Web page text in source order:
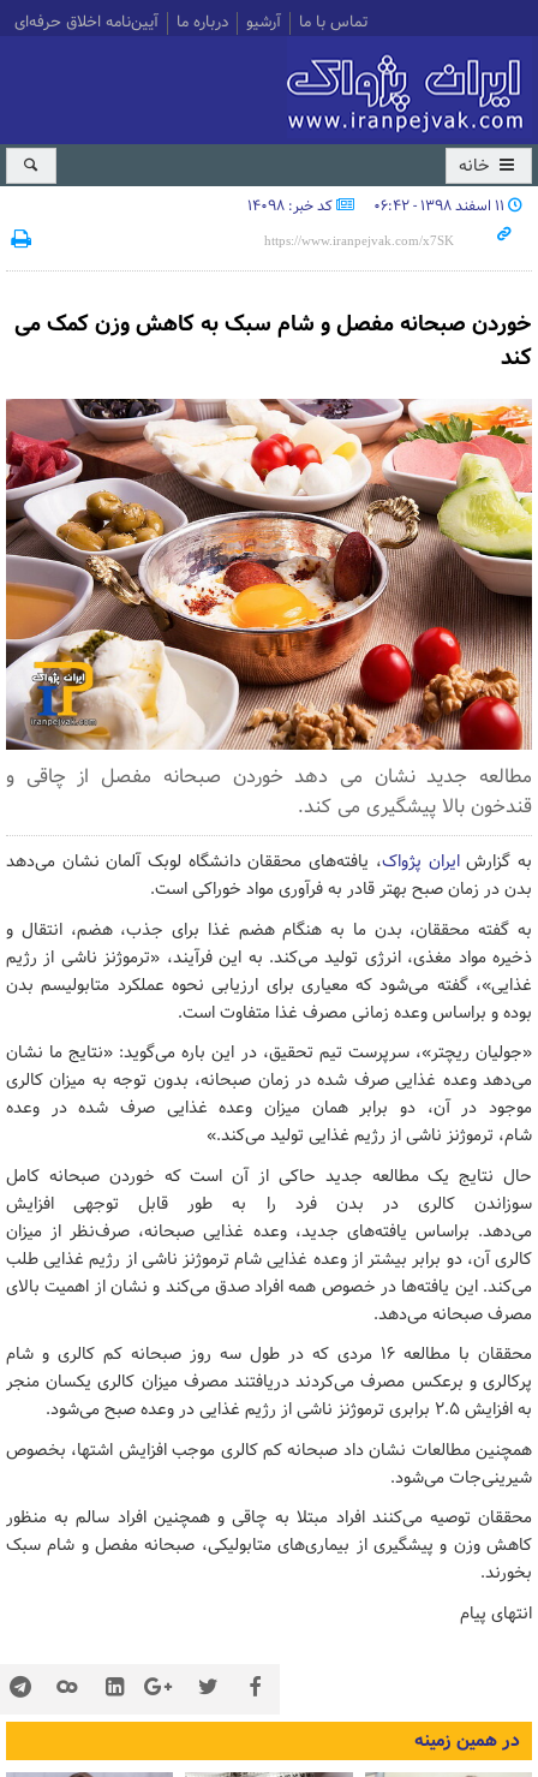
تماس با ما آرشیو درباره ما آیین‌نامه اخلاق حرفه‌ای
خانه
۱۱ اسفند ۱۳۹۸ - ۰۶:۴۲ کد خبر: 14098
خوردن صبحانه مفصل و شام سبک به کاهش وزن کمک می
کند
مطالعه جدید نشان می دهد خوردن صبحانه مفصل از چاقی و
قندخون بالا پیشگیری می کند.
به گزارشایران پژواک، یافته‌های محققان دانشگاه لوبک آلمان نشان می‌دهد
بدن در زمان صبح بهتر قادر به فرآوری مواد خوراکی است.
به گفته محققان، بدن ما به هنگام هضم غذا برای جذب، هضم، انتقال و
ذخیره مواد مغذی، انرژی تولید می‌کند. به این فرآیند، «ترموژنز ناشی از رژیم
غذایی»، گفته می‌شود که معیاری برای ارزیابی نحوه عملکرد متابولیسم بدن
بوده و براساس وعده زمانی مصرف غذا متفاوت است.
«جولیان ریچتر»، سرپرست تیم تحقیق، در این باره می‌گوید: «نتایج ما نشان
می‌دهد وعده غذایی صرف شده در زمان صبحانه، بدون توجه به میزان کالری
موجود در آن، دو برابر همان میزان وعده غذایی صرف شده در وعده
شام، ترموژنز ناشی از رژیم غذایی تولید می‌کند.»
حال نتایج یک مطالعه جدید حاکی از آن است که خوردن صبحانه کامل
سوزاندن کالری در بدن فرد را به طور قابل توجهی افزایش
می‌دهد. براساس یافته‌های جدید، وعده غذایی صبحانه، صرف‌نظر از میزان
کالری آن، دو برابر بیشتر از وعده غذایی شام ترموژنز ناشی از رژیم غذایی طلب
می‌کند. این یافته‌ها در خصوص همه افراد صدق می‌کند و نشان از اهمیت بالای
مصرف صبحانه می‌دهد.
محققان با مطالعه ۱۶ مردی که در طول سه روز صبحانه کم کالری و شام
پرکالری و برعکس مصرف می‌کردند دریافتند مصرف میزان کالری یکسان منجر
به افزایش ۲.۵ برابری ترموژنز ناشی از رژیم غذایی در وعده صبح می‌شود.
همچنین مطالعات نشان داد صبحانه کم کالری موجب افزایش اشتها، بخصوص
شیرینی‌جات می‌شود.
محققان توصیه می‌کنند افراد مبتلا به چاقی و همچنین افراد سالم به منظور
کاهش وزن و پیشگیری از بیماری‌های متابولیکی، صبحانه مفصل و شام سبک
بخورند.
انتهای پیام
در همین زمینه